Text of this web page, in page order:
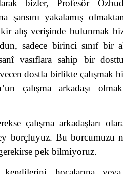
bizler, Profesör
şansını yakalamış
alış verişinde bulunmak
sadece birinci sınıf bir
vasıflara sahip bir
dostla birlikte çalışmak
çalışma arkadaşı
çalışma arkadaşları
borçluyuz. Bu borcumuzu
pek bilmiyoruz.